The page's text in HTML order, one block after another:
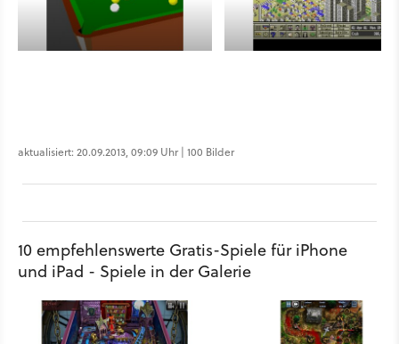
aktualisiert: 20.09.2013, 09:09 Uhr | 100 Bilder
10 empfehlenswerte Gratis-Spiele für iPhone
und iPad - Spiele in der Galerie